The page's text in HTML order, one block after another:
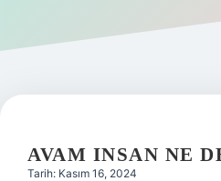
Gizlilik
Hakkımızda
AVAM INSAN NE
Tarih: Kasım 16, 2024